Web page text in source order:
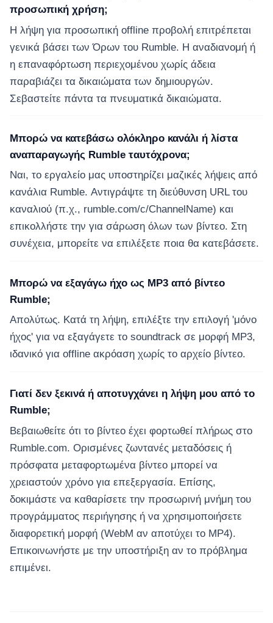
προσωπική χρήση;
Η λήψη για προσωπική offline προβολή επιτρέπεται
γενικά βάσει των Όρων του Rumble. Η αναδιανομή ή
η επαναφόρτωση περιεχομένου χωρίς άδεια
παραβιάζει τα δικαιώματα των δημιουργών.
Σεβαστείτε πάντα τα πνευματικά δικαιώματα.
Μπορώ να κατεβάσω ολόκληρο κανάλι ή λίστα
αναπαραγωγής Rumble ταυτόχρονα;
Ναι, το εργαλείο μας υποστηρίζει μαζικές λήψεις από
κανάλια Rumble. Αντιγράψτε τη διεύθυνση URL του
καναλιού (π.χ., rumble.com/c/ChannelName) και
επικολλήστε την για σάρωση όλων των βίντεο. Στη
συνέχεια, μπορείτε να επιλέξετε ποια θα κατεβάσετε.
Μπορώ να εξαγάγω ήχο ως MP3 από βίντεο
Rumble;
Απολύτως. Κατά τη λήψη, επιλέξτε την επιλογή 'μόνο
ήχος' για να εξαγάγετε το soundtrack σε μορφή MP3,
ιδανικό για offline ακρόαση χωρίς το αρχείο βίντεο.
Γιατί δεν ξεκινά ή αποτυγχάνει η λήψη μου από το
Rumble;
Βεβαιωθείτε ότι το βίντεο έχει φορτωθεί πλήρως στο
Rumble.com. Ορισμένες ζωντανές μεταδόσεις ή
πρόσφατα μεταφορτωμένα βίντεο μπορεί να
χρειαστούν χρόνο για επεξεργασία. Επίσης,
δοκιμάστε να καθαρίσετε την προσωρινή μνήμη του
προγράμματος περιήγησης ή να χρησιμοποιήσετε
διαφορετική μορφή (WebM αν αποτύχει το MP4).
Επικοινωνήστε με την υποστήριξη αν το πρόβλημα
επιμένει.